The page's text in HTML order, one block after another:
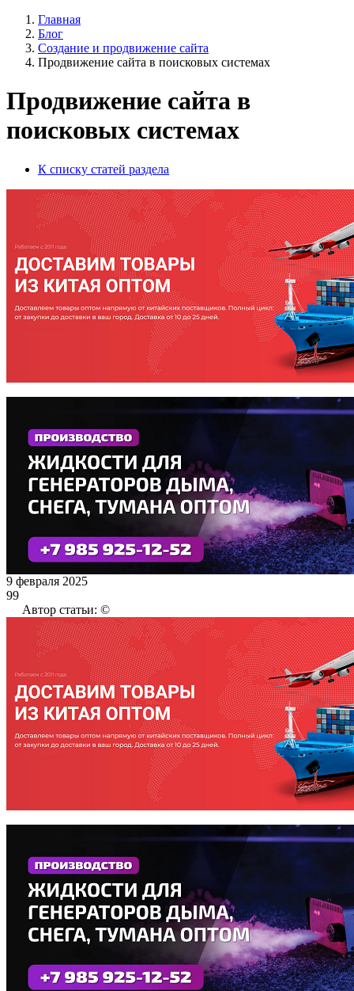
Главная
Блог
Создание и продвижение сайта
Продвижение сайта в поисковых системах
Продвижение сайта в
поисковых системах
К списку статей раздела
9 февраля 2025
99
Автор статьи: ©